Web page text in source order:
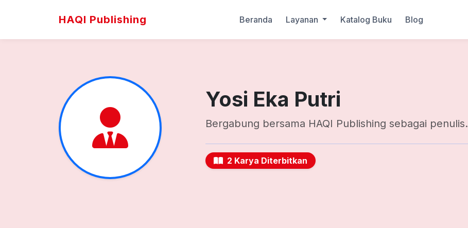
HAQI Publishing Beranda Layanan Katalog Buku Blog
Yosi Eka Putri
Bergabung bersama HAQI Publishing sebagai penulis.
2 Karya Diterbitkan